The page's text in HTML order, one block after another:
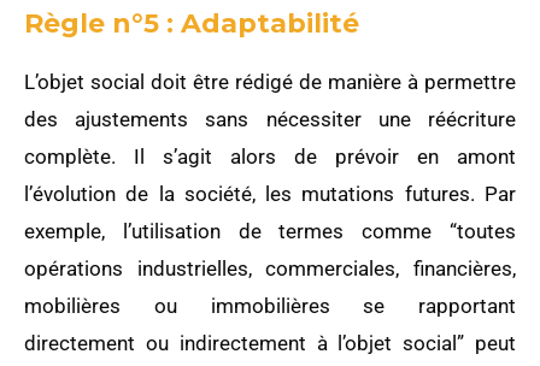
Règle n°5 : Adaptabilité
L’objet social doit être rédigé de manière à permettre
des ajustements sans nécessiter une réécriture
complète. Il s’agit alors de prévoir en amont
l’évolution de la société, les mutations futures. Par
exemple, l’utilisation de termes comme “toutes
opérations industrielles, commerciales, financières,
mobilières ou immobilières se rapportant
directement ou indirectement à l’objet social” peut